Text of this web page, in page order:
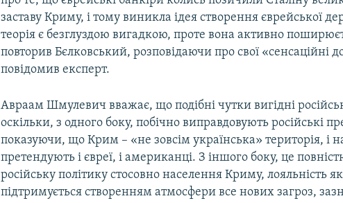
заставу Криму, і тому виникла ідея створення єврейської
теорія є безглуздою вигадкою, проте вона активно
повторив Бєлковський, розповідаючи про свої «сенсаційні
повідомив експерт.
Авраам Шмулевич вважає, що подібні чутки вигідні
оскільки, з одного боку, побічно виправдовують російські
показуючи, що Крим – «не зовсім українська» територія, і на
претендують і євреї, і американці. З іншого боку, це
російську політику стосовно населення Криму, лояльність
підтримується створенням атмосфери все нових загроз,